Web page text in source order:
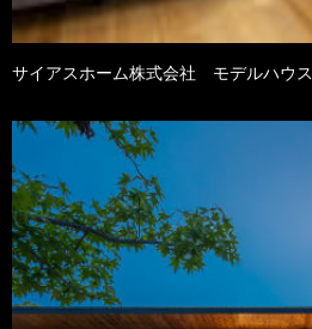
サイアスホーム株式会社 モデルハウス